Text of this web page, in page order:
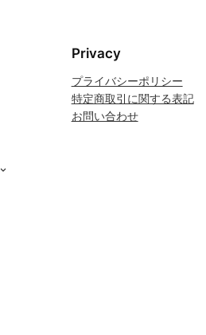
Privacy
プライバシーポリシー
特定商取引に関する表記
お問い合わせ